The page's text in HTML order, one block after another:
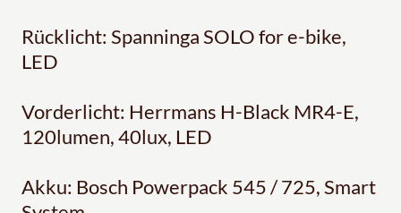
Rücklicht: Spanninga SOLO for e-bike,
LED
Vorderlicht: Herrmans H-Black MR4-E,
120lumen, 40lux, LED
Akku: Bosch Powerpack 545 / 725, Smart